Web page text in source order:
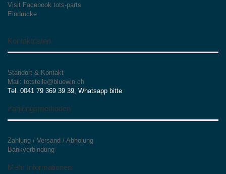
Visit Facebook tots-parts
Eindrücke
Kontaktdaten
Standort & Kontakt
Mail: totsteile@bluewin.ch
Tel. 0041 79 369 39 39, Whatsapp bitte
Zahlungsmethoden
Zahlung / Versand / Abholung
Bankverbindung
Mehr Informationen